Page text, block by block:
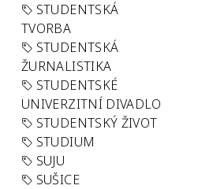
STUDENTSKÁ
TVORBA
STUDENTSKÁ
ŽURNALISTIKA
STUDENTSKÉ
UNIVERZITNÍ DIVADLO
STUDENTSKÝ ŽIVOT
STUDIUM
SUJU
SUŠICE